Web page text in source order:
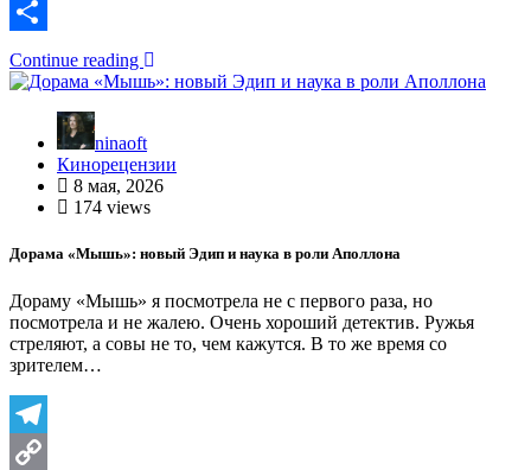
Link
VK
Отправить
Continue reading
ninaoft
Кинорецензии
8 мая, 2026
174 views
Дорама «Мышь»: новый Эдип и наука в роли Аполлона
Дораму «Мышь» я посмотрела не с первого раза, но
посмотрела и не жалею. Очень хороший детектив. Ружья
стреляют, а совы не то, чем кажутся. В то же время со
зрителем…
Telegram